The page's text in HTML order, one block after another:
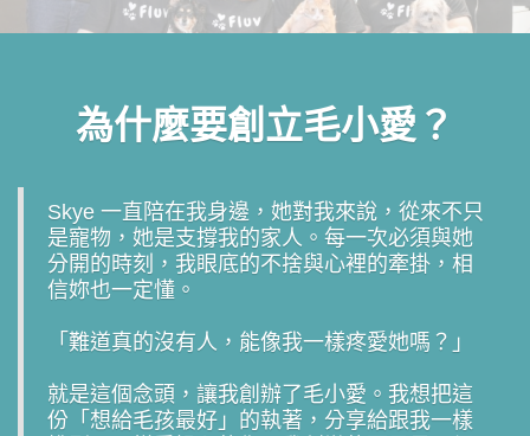
為什麼要創立毛小愛？
Skye 一直陪在我身邊，她對我來說，從來不只
是寵物，她是支撐我的家人。每一次必須與她
分開的時刻，我眼底的不捨與心裡的牽掛，相
信妳也一定懂。
「難道真的沒有人，能像我一樣疼愛她嗎？」
就是這個念頭，讓我創辦了毛小愛。我想把這
份「想給毛孩最好」的執著，分享給跟我一樣